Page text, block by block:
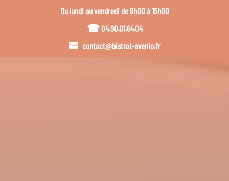
Du lundi au vendredi de 9h00 à 15h00
☎︎04.90.01.64.04
 contact@bistrot-avenio.fr